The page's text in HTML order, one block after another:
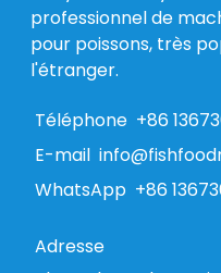
professionnel de
pour poissons, très
l'étranger.
Téléphone +86
E-mail
WhatsApp +86
Adresse